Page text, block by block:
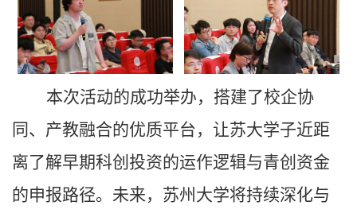
本次活动的成功举办，搭建了校企协
同、产教融合的优质平台，让苏大学子近距
离了解早期科创投资的运作逻辑与青创资金
的申报路径。未来，苏州大学将持续深化与